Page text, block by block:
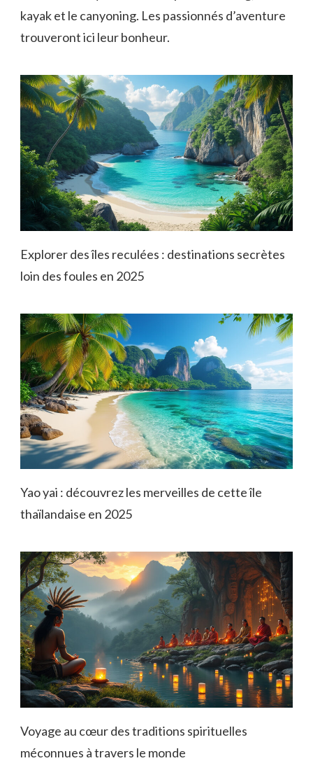
kayak et le canyoning. Les passionnés d’aventure
trouveront ici leur bonheur.
Explorer des îles reculées : destinations secrètes
loin des foules en 2025
Yao yai : découvrez les merveilles de cette île
thaïlandaise en 2025
Voyage au cœur des traditions spirituelles
méconnues à travers le monde